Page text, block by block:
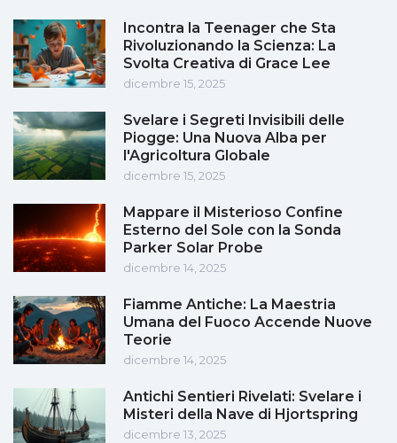
Incontra la Teenager che Sta
Rivoluzionando la Scienza: La
Svolta Creativa di Grace Lee
dicembre 15, 2025
Svelare i Segreti Invisibili delle
Piogge: Una Nuova Alba per
l'Agricoltura Globale
dicembre 15, 2025
Mappare il Misterioso Confine
Esterno del Sole con la Sonda
Parker Solar Probe
dicembre 14, 2025
Fiamme Antiche: La Maestria
Umana del Fuoco Accende Nuove
Teorie
dicembre 14, 2025
Antichi Sentieri Rivelati: Svelare i
Misteri della Nave di Hjortspring
dicembre 13, 2025